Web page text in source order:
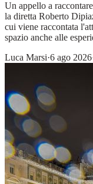
Un appello a
la diretta Roberto
cui viene raccontata
spazio anche alle
Luca Marsi·6 ago 2026